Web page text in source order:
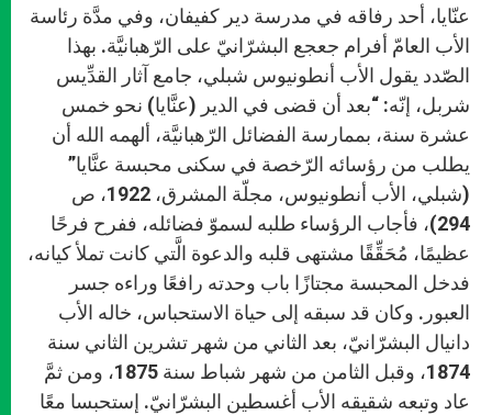
عنّايا، أحد رفاقه في مدرسة دير كفيفان، وفي مدَّة رئاسة
الأب العامّ أفرام جعجع البشرّانيّ على الرّهبانيَّة. بهذا
الصّدد يقول الأب أنطونيوس شبلي، جامع آثار القدِّيس
شربل، إنّه: “بعد أن قضى في الدير (عنَّايا) نحو خمس
عشرة سنة، بممارسة الفضائل الرّهبانيَّة، ألهمه الله أن
يطلب من رؤسائه الرّخصة في سكنى محبسة عنَّايا”
(شبلي، الأب أنطونيوس، مجلّة المشرق، 1922، ص
294)، فأجاب الرؤساء طلبه لسموّ فضائله، ففرح فرحًا
عظيمًا، مُحَقِّقًا مشتهى قلبه والدعوة الَّتي كانت تملأ كيانه،
فدخل المحبسة مجتازًا باب وحدته رافعًا وراءه جسر
العبور. وكان قد سبقه إلى حياة الاستحباس، خاله الأب
دانيال البشرّانيّ، بعد الثاني من شهر تشرين الثاني سنة
1874، وقبل الثامن من شهر شباط سنة 1875، ومن ثمَّ
عاد وتبعه شقيقه الأب أغسطين البشرّانيّ. إستحبسا معًا